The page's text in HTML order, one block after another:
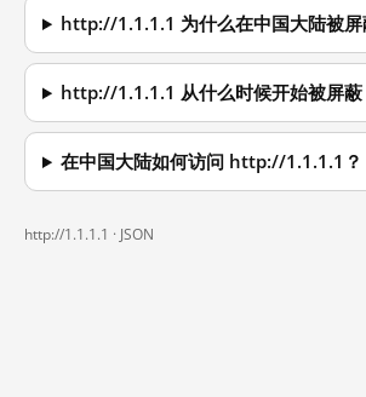
http://1.1.1.1 为什么在中国大陆被屏
http://1.1.1.1 从什么时候开始被屏蔽
在中国大陆如何访问 http://1.1.1.1？
http://1.1.1.1 · JSON